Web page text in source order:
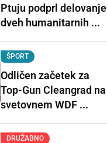
Ptuju podprl delovanje
dveh humanitarnih ...
ŠPORT
Odličen začetek za
Top-Gun Cleangrad na
svetovnem WDF ...
DRUŽABNO